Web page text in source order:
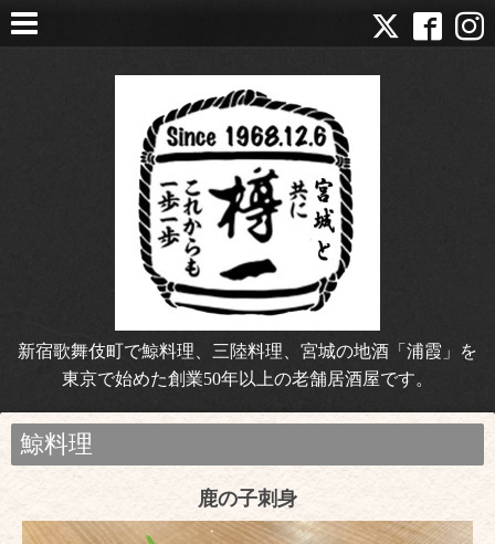
新宿歌舞伎町で鯨料理、三陸料理、宮城の地酒「浦霞」を
東京で始めた創業50年以上の老舗居酒屋です。
鯨料理
鹿の子刺身